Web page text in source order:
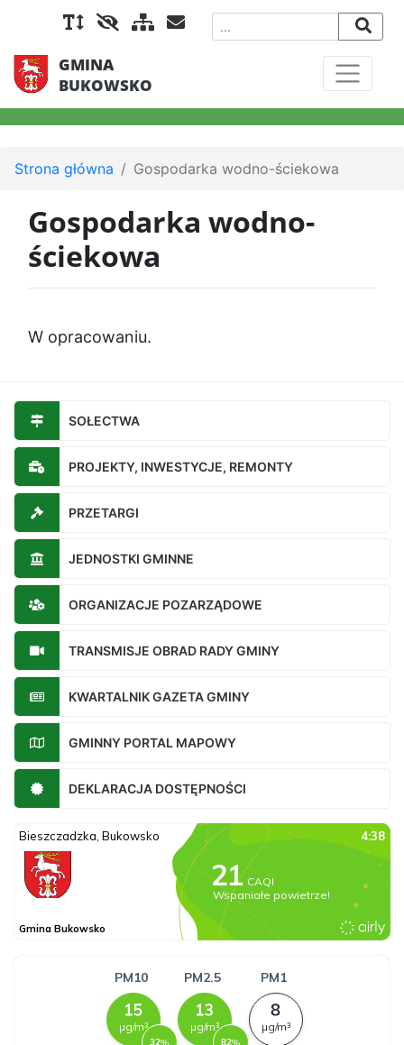
GMINA
BUKOWSKO
Strona główna Gospodarka wodno-ściekowa
Gospodarka wodno-
ściekowa
W opracowaniu.
SOŁECTWA
PROJEKTY, INWESTYCJE, REMONTY
PRZETARGI
JEDNOSTKI GMINNE
ORGANIZACJE POZARZĄDOWE
TRANSMISJE OBRAD RADY GMINY
KWARTALNIK GAZETA GMINY
GMINNY PORTAL MAPOWY
DEKLARACJA DOSTĘPNOŚCI